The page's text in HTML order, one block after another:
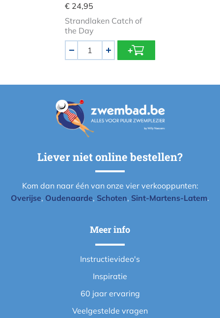
€ 24,95
Strandlaken Catch of
the Day
+
Liever niet online bestellen?
Kom dan naar één van onze vier verkooppunten:
Overijse, Oudenaarde, Schoten, Sint-Martens-Latem.
Meer info
Instructievideo's
Inspiratie
60 jaar ervaring
Veelgestelde vragen